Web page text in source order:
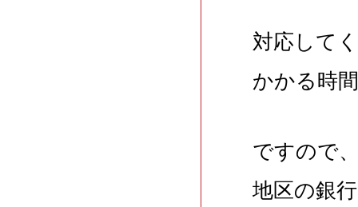
対応して
かかる時
ですので
地区の銀